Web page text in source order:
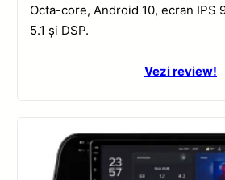
Octa-core, Android 10, ecran IPS
5.1 și DSP.
Vezi review!